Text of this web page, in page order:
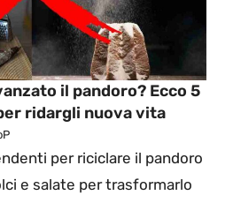
il pandoro? Ecco 5
ridargli nuova vita
per riciclare il pandoro
e salate per trasformarlo